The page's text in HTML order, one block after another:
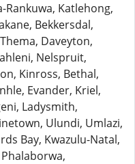
Rankuwa, Katlehong,
Bekkersdal,
Daveyton,
Nelspruit,
Kinross, Bethal,
Evander, Kriel,
Ladysmith,
Ulundi, Umlazi,
Bay, Kwazulu-Natal,